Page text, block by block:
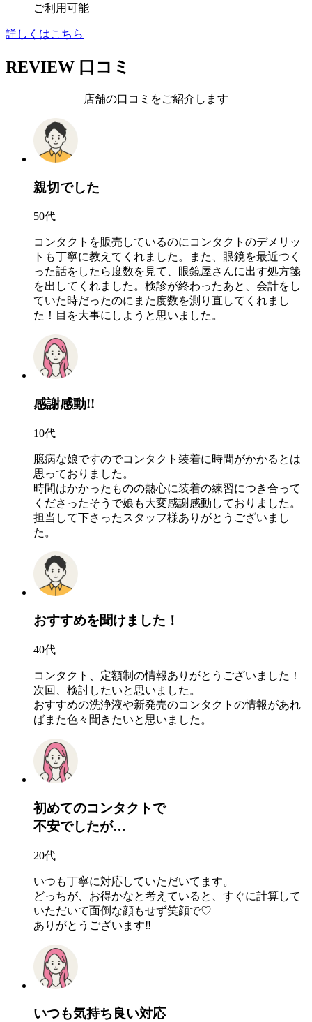
ご利用可能
詳しくはこちら
REVIEW 口コミ
店舗の口コミをご紹介します
親切でした
50代
コンタクトを販売しているのにコンタクトのデメリッ
トも丁寧に教えてくれました。また、眼鏡を最近つく
った話をしたら度数を見て、眼鏡屋さんに出す処方箋
を出してくれました。検診が終わったあと、会計をし
ていた時だったのにまた度数を測り直してくれまし
た！目を大事にしようと思いました。
感謝感動!!
10代
臆病な娘ですのでコンタクト装着に時間がかかるとは
思っておりました。
時間はかかったものの熱心に装着の練習につき合って
くださったそうで娘も大変感謝感動しておりました。
担当して下さったスタッフ様ありがとうございまし
た。
おすすめを聞けました！
40代
コンタクト、定額制の情報ありがとうございました！
次回、検討したいと思いました。
おすすめの洗浄液や新発売のコンタクトの情報があれ
ばまた色々聞きたいと思いました。
初めてのコンタクトで
不安でしたが…
20代
いつも丁寧に対応していただいてます。
どっちが、お得かなと考えていると、すぐに計算して
いただいて面倒な顔もせず笑顔で♡
ありがとうございます‼
いつも気持ち良い対応